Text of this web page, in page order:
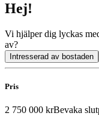
Hej!
Vi hjälper dig lyckas
av?
Intresserad av bostaden
Pris
2 750 000 krBevaka